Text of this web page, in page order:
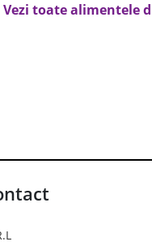
Vezi toate alimentele